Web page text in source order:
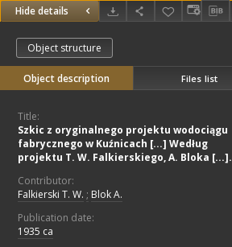
Hide details
Object structure
Object description Files list
Title:
Szkic z oryginalnego projektu wodociągu
fabrycznego w Kuźnicach [...] Według
projektu T. W. Falkierskiego, A. Bloka [...].
Contributor:
Falkierski T. W. ; Blok A.
Publication date:
1935 ca